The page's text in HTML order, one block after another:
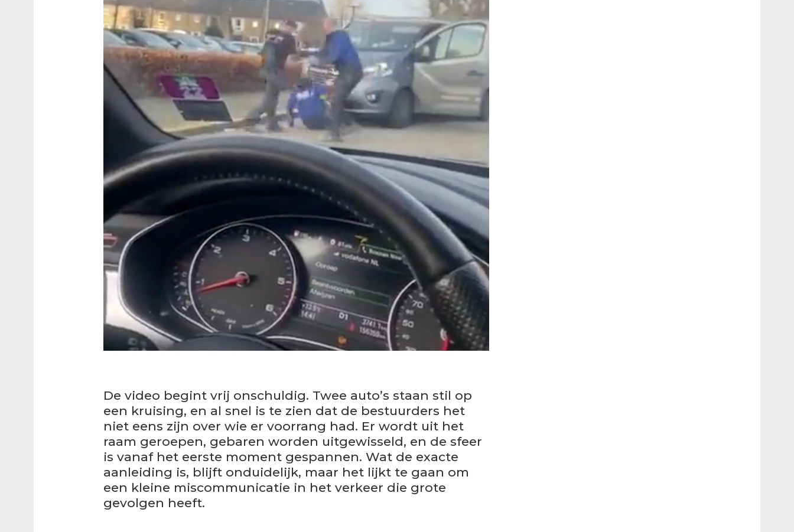
De video begint vrij onschuldig. Twee auto’s staan stil op
een kruising, en al snel is te zien dat de bestuurders het
niet eens zijn over wie er voorrang had. Er wordt uit het
raam geroepen, gebaren worden uitgewisseld, en de sfeer
is vanaf het eerste moment gespannen. Wat de exacte
aanleiding is, blijft onduidelijk, maar het lijkt te gaan om
een kleine miscommunicatie in het verkeer die grote
gevolgen heeft.